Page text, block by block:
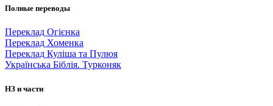
Полные переводы
Переклад Огієнка
Переклад Хоменка
Переклад Куліша та Пулюя
Українська Біблія. Турконяк
НЗ и части